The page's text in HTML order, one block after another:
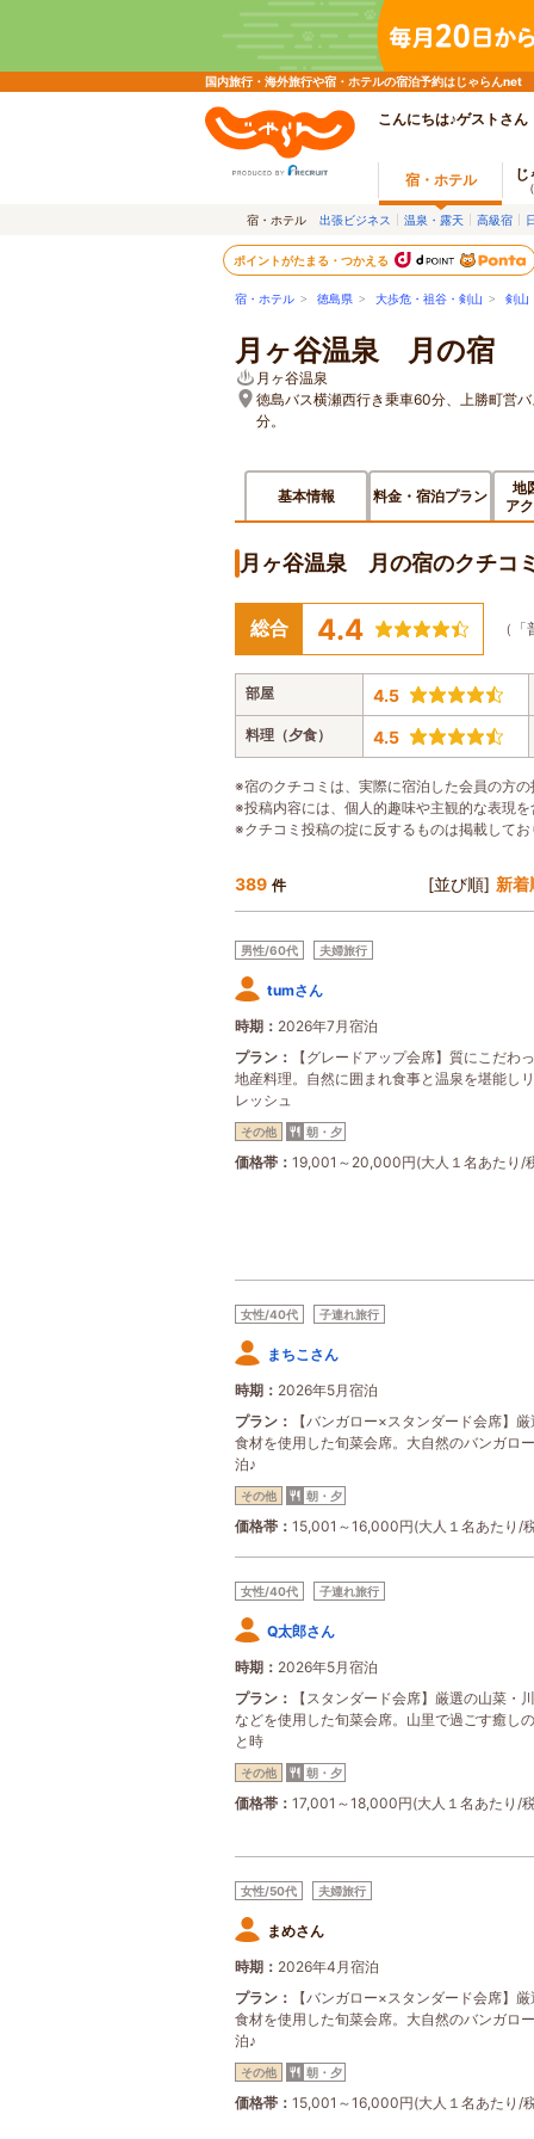
国内旅行・海外旅行や宿・ホテルの宿泊予約はじゃらんnet
こんにちは♪ゲストさん
宿・ホテル じ
宿・ホテル 出張ビジネス 温泉・露天 高級宿
ポイントがたまる・つかえる
宿・ホテル > 徳島県 > 大歩危・祖谷・剣山 > 剣山
月ヶ谷温泉 月の宿
月ヶ谷温泉
徳島バス横瀬西行き乗車60分、上勝町営
分。
基本情報 料金・宿泊プラン
地
ア
月ヶ谷温泉 月の宿のクチコ
総合 4.4 （
部屋 4.5
料理（夕食） 4.5
※宿のクチコミは、実際に宿泊した会員の方
※投稿内容には、個人的趣味や主観的な表現を
※クチコミ投稿の掟に反するものは掲載してお
389 件 [並び順] 新着
男性/60代 夫婦旅行
tumさん
時期
2026年7月宿泊
プラン
【グレードアップ会席】質にこだわ
地産料理。自然に囲まれ食事と温泉を堪能し
レッシュ
その他 朝・夕
価格帯 19,001～20,000円(大人１名あたり/
女性/40代 子連れ旅行
まちこさん
時期
2026年5月宿泊
プラン
【バンガロー×スタンダード会席】
食材を使用した旬菜会席。大自然のバンガロ
泊♪
その他 朝・夕
価格帯 15,001～16,000円(大人１名あたり/
女性/40代 子連れ旅行
Q太郎さん
時期
2026年5月宿泊
プラン
【スタンダード会席】厳選の山菜・
などを使用した旬菜会席。山里で過ごす癒し
と時
その他 朝・夕
価格帯 17,001～18,000円(大人１名あたり/
女性/50代 夫婦旅行
まめさん
時期
2026年4月宿泊
プラン
【バンガロー×スタンダード会席】
食材を使用した旬菜会席。大自然のバンガロ
泊♪
その他 朝・夕
価格帯 15,001～16,000円(大人１名あたり/